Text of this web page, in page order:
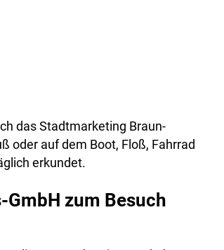
das Stadtmarketing Braun-
oder auf dem Boot, Floß, Fahrrad
erkundet.
zum Besuch